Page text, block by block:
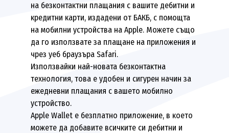
на безконтактни плащания с вашите дебитни и
кредитни карти, издадени от БАКБ, с помощта
на мобилни устройства на Apple. Можете също
да го използвате за плащане на приложения и
чрез уеб браузъра Safari.
Използвайки най-новата безконтактна
технология, това е удобен и сигурен начин за
ежедневни плащания с вашето мобилно
устройство.
Apple Wallet е безплатно приложение, в което
можете да добавите всичките си дебитни и